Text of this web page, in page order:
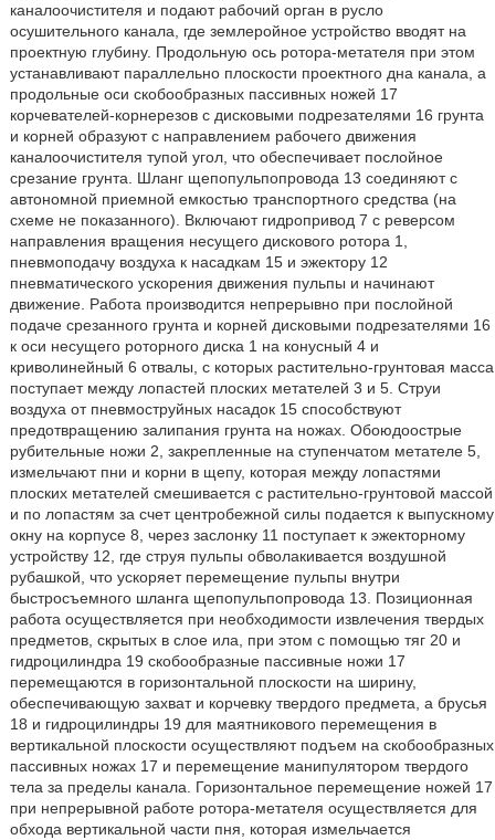
каналоочистителя и подают рабочий орган в русло
осушительного канала, где землеройное устройство вводят на
проектную глубину. Продольную ось ротора-метателя при этом
устанавливают параллельно плоскости проектного дна канала, а
продольные оси скобообразных пассивных ножей 17
корчевателей-корнерезов с дисковыми подрезателями 16 грунта
и корней образуют с направлением рабочего движения
каналоочистителя тупой угол, что обеспечивает послойное
срезание грунта. Шланг щепопульпопровода 13 соединяют с
автономной приемной емкостью транспортного средства (на
схеме не показанного). Включают гидропривод 7 с реверсом
направления вращения несущего дискового ротора 1,
пневмоподачу воздуха к насадкам 15 и эжектору 12
пневматического ускорения движения пульпы и начинают
движение. Работа производится непрерывно при послойной
подаче срезанного грунта и корней дисковыми подрезателями 16
к оси несущего роторного диска 1 на конусный 4 и
криволинейный 6 отвалы, с которых растительно-грунтовая масса
поступает между лопастей плоских метателей 3 и 5. Струи
воздуха от пневмоструйных насадок 15 способствуют
предотвращению залипания грунта на ножах. Обоюдоострые
рубительные ножи 2, закрепленные на ступенчатом метателе 5,
измельчают пни и корни в щепу, которая между лопастями
плоских метателей смешивается с растительно-грунтовой массой
и по лопастям за счет центробежной силы подается к выпускному
окну на корпусе 8, через заслонку 11 поступает к эжекторному
устройству 12, где струя пульпы обволакивается воздушной
рубашкой, что ускоряет перемещение пульпы внутри
быстросъемного шланга щепопульпопровода 13. Позиционная
работа осуществляется при необходимости извлечения твердых
предметов, скрытых в слое ила, при этом с помощью тяг 20 и
гидроцилиндра 19 скобообразные пассивные ножи 17
перемещаются в горизонтальной плоскости на ширину,
обеспечивающую захват и корчевку твердого предмета, а брусья
18 и гидроцилиндры 19 для маятникового перемещения в
вертикальной плоскости осуществляют подъем на скобообразных
пассивных ножах 17 и перемещение манипулятором твердого
тела за пределы канала. Горизонтальное перемещение ножей 17
при непрерывной работе ротора-метателя осуществляется для
обхода вертикальной части пня, которая измельчается